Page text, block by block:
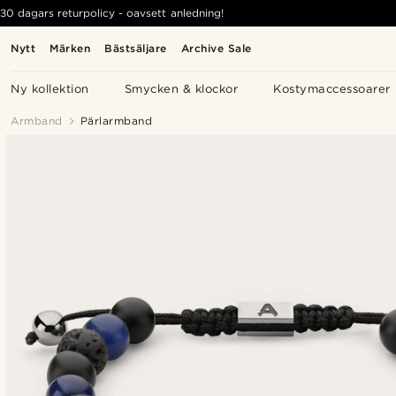
Nytt Märken Bästsäljare Archive Sale
Ny kollektion Smycken & klockor Kostymaccessoarer
30 dagars returpolicy - oavsett anledning!
Armband Pärlarmband